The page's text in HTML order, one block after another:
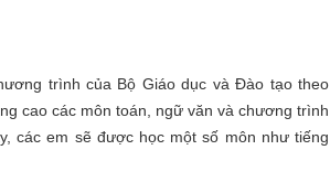
trình của Bộ Giáo dục và Đào tạo theo
cao các môn toán, ngữ văn và chương trình
các em sẽ được học một số môn như tiếng